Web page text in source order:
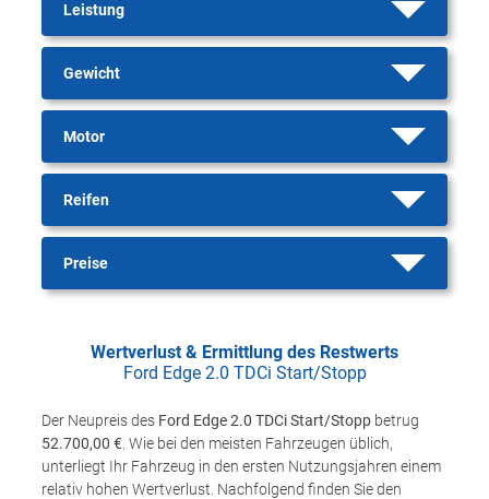
Leistung
Gewicht
Motor
Reifen
Preise
Wertverlust & Ermittlung des Restwerts
Ford Edge 2.0 TDCi Start/Stopp
Der Neupreis des Ford Edge 2.0 TDCi Start/Stopp betrug
52.700,00 € . Wie bei den meisten Fahrzeugen üblich,
unterliegt Ihr Fahrzeug in den ersten Nutzungsjahren einem
relativ hohen Wertverlust. Nachfolgend finden Sie den